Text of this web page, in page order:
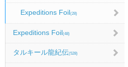
Expeditions Foil(28)
Expeditions Foil(48)
タルキール龍紀伝(528)